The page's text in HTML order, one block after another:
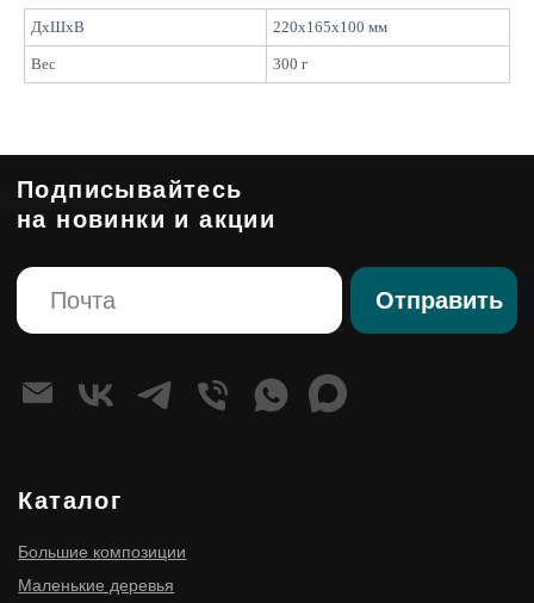
ДxШxВ 220x165x100 мм
Вес 300 г
Средние деревья
Напольные деревья
Фантастические персонажи
Панно из мха
Сказочная мебель
Корпоративным клиентам
Премиум изделия
Клиентам
Политика конфиденциальности
Правовые страницы